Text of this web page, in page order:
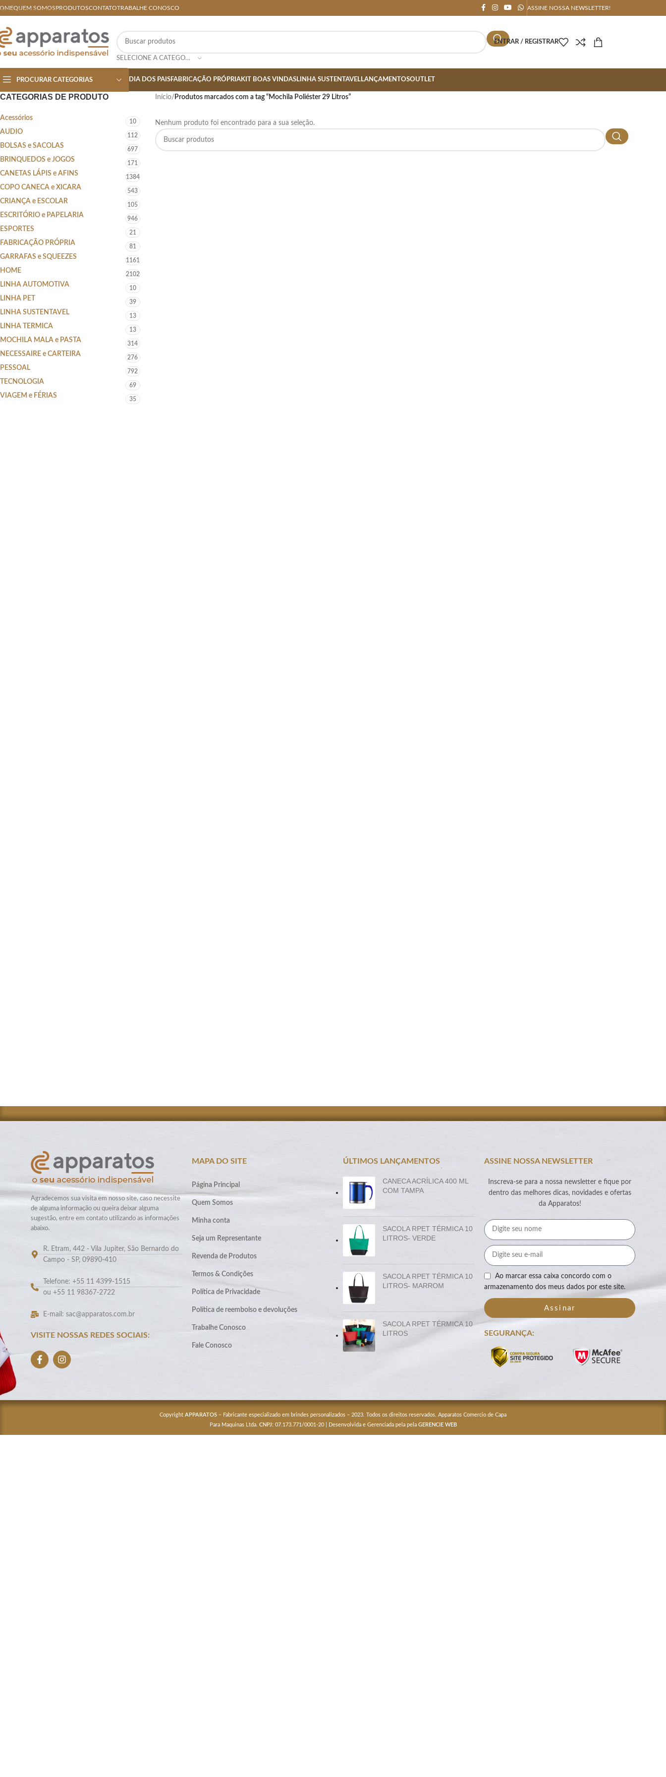
Skip to main content
QUEM SOMOSPRODUTOSCONTATOTRABALHE CONOSCO ASSINE NOSSA NEWSLETTER!
SELECIONE A CATEGORIA
ENTRAR / REGISTRAR
PROCURAR CATEGORIAS DIA DOS PAISFABRICAÇÃO PRÓPRIAKIT BOAS VINDASLINHA SUSTENTAVELLANÇAMENTOSOUTLET
CATEGORIAS DE PRODUTO
Acessórios 10
AUDIO 112
BOLSAS e SACOLAS 697
BRINQUEDOS e JOGOS 171
CANETAS LÁPIS e AFINS 1384
COPO CANECA e XICARA 543
CRIANÇA e ESCOLAR 105
ESCRITÓRIO e PAPELARIA 946
ESPORTES 21
FABRICAÇÃO PRÓPRIA 81
GARRAFAS e SQUEEZES 1161
HOME 2102
LINHA AUTOMOTIVA 10
LINHA PET 39
LINHA SUSTENTAVEL 13
LINHA TERMICA 13
MOCHILA MALA e PASTA 314
NECESSAIRE e CARTEIRA 276
PESSOAL 792
TECNOLOGIA 69
VIAGEM e FÉRIAS 35
Início/ Produtos marcados com a tag “Mochila Poliéster 29 Litros”
Nenhum produto foi encontrado para a sua seleção.
Agradecemos sua visita em nosso site, caso necessite
de alguma informação ou queira deixar alguma
sugestão, entre em contato utilizando as informações
abaixo.
R. Etram, 442 - Vila Jupiter, São Bernardo do
Campo - SP, 09890-410
Telefone: +55 11 4399-1515
ou +55 11 98367-2722
E-mail: sac@apparatos.com.br
VISITE NOSSAS REDES SOCIAIS:
MAPA DO SITE
Página Principal
Quem Somos
Minha conta
Seja um Representante
Revenda de Produtos
Termos & Condições
Política de Privacidade
Política de reembolso e devoluções
Trabalhe Conosco
Fale Conosco
ÚLTIMOS LANÇAMENTOS
CANECA ACRÍLICA 400 ML
COM TAMPA
SACOLA RPET TÉRMICA 10
LITROS- VERDE
SACOLA RPET TÉRMICA 10
LITROS- MARROM
SACOLA RPET TÉRMICA 10
LITROS
ASSINE NOSSA NEWSLETTER
Inscreva-se para a nossa newsletter e fique por
dentro das melhores dicas, novidades e ofertas
da Apparatos!
Ao marcar essa caixa concordo com o
armazenamento dos meus dados por este site.
Assinar
SEGURANÇA:
Copyright APPARATOS – Fabricante especializado em brindes personalizados – 2023. Todos os direitos reservados. Apparatos Comercio de Capa
Para Maquinas Ltda. CNPJ: 07.173.771/0001-20 | Desenvolvida e Gerenciada pela pela GERENCIE WEB